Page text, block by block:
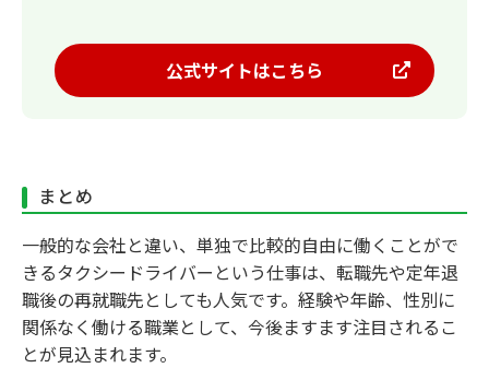
公式サイトはこちら
まとめ
一般的な会社と違い、単独で比較的自由に働くことがで
きるタクシードライバーという仕事は、転職先や定年退
職後の再就職先としても人気です。経験や年齢、性別に
関係なく働ける職業として、今後ますます注目されるこ
とが見込まれます。